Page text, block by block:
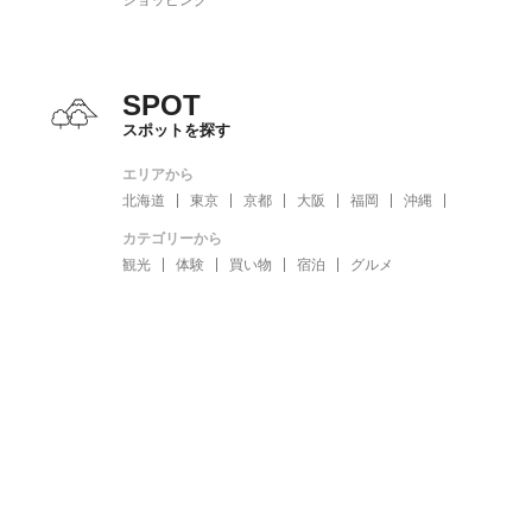
SPOT
スポットを探す
エリアから
北海道
東京 京都 大阪 福岡 沖縄
カテゴリーから
観光
体験 買い物 宿泊 グルメ